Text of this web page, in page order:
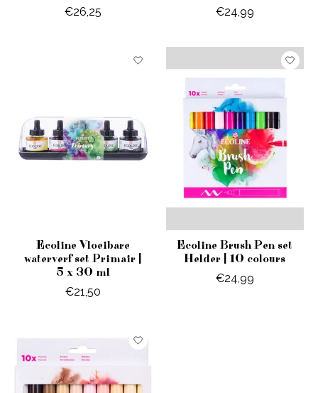
€26,25 €24,99
Ecoline Vloeibare
waterverf set Primair |
5 x 30 ml
€21,50
Ecoline Brush Pen set
Helder | 10 colours
€24,99